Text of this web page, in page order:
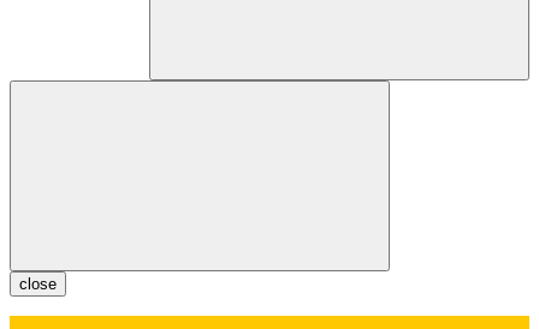
close